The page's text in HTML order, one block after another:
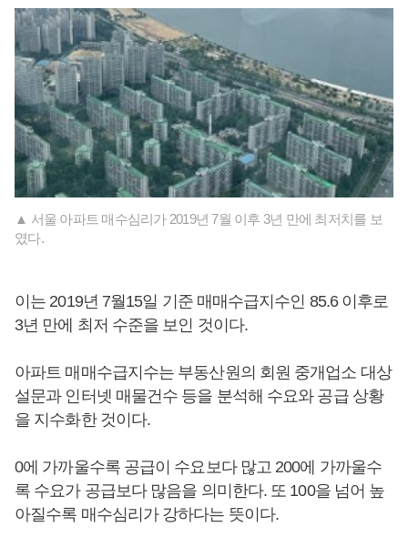
▲ 서울 아파트 매수심리가 2019년 7월 이후 3년 만에 최저치를 보
였다.
이는 2019년 7월15일 기준 매매수급지수인 85.6 이후로
3년 만에 최저 수준을 보인 것이다.
아파트 매매수급지수는 부동산원의 회원 중개업소 대상
설문과 인터넷 매물건수 등을 분석해 수요와 공급 상황
을 지수화한 것이다.
0에 가까울수록 공급이 수요보다 많고 200에 가까울수
록 수요가 공급보다 많음을 의미한다. 또 100을 넘어 높
아질수록 매수심리가 강하다는 뜻이다.